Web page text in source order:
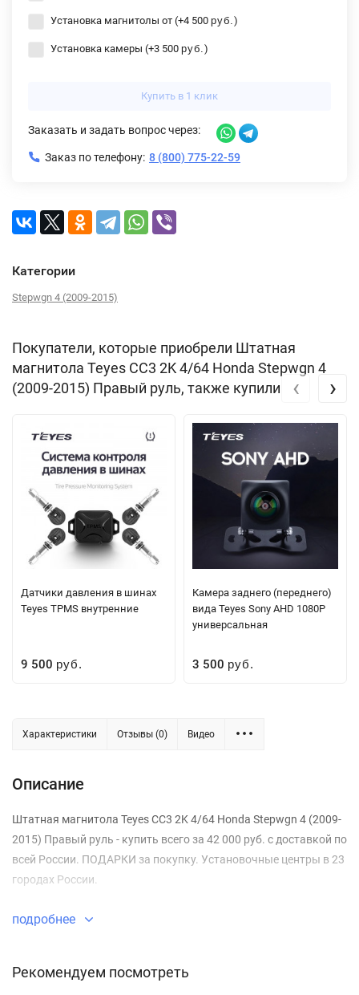
Установка магнитолы от (+4 500 руб. )
Установка камеры (+3 500 руб. )
Купить в 1 клик
Заказать и задать вопрос через:
Заказ по телефону: 8 (800) 775-22-59
Категории
Stepwgn 4 (2009-2015)
Покупатели, которые приобрели Штатная
магнитола Teyes CC3 2K 4/64 Honda Stepwgn 4
(2009-2015) Правый руль, также купили
Датчики давления в шинах
Teyes TPMS внутренние
9 500 руб.
Камера заднего (переднего)
вида Teyes Sony AHD 1080P
универсальная
3 500 руб.
‹ ›
Характеристики Отзывы (0) Видео
Описание
Штатная магнитола Teyes CC3 2K 4/64 Honda Stepwgn 4 (2009-
2015) Правый руль - купить всего за 42 000 руб. с доставкой по
всей России. ПОДАРКИ за покупку. Установочные центры в 23
городах России.
подробнее
Рекомендуем посмотреть